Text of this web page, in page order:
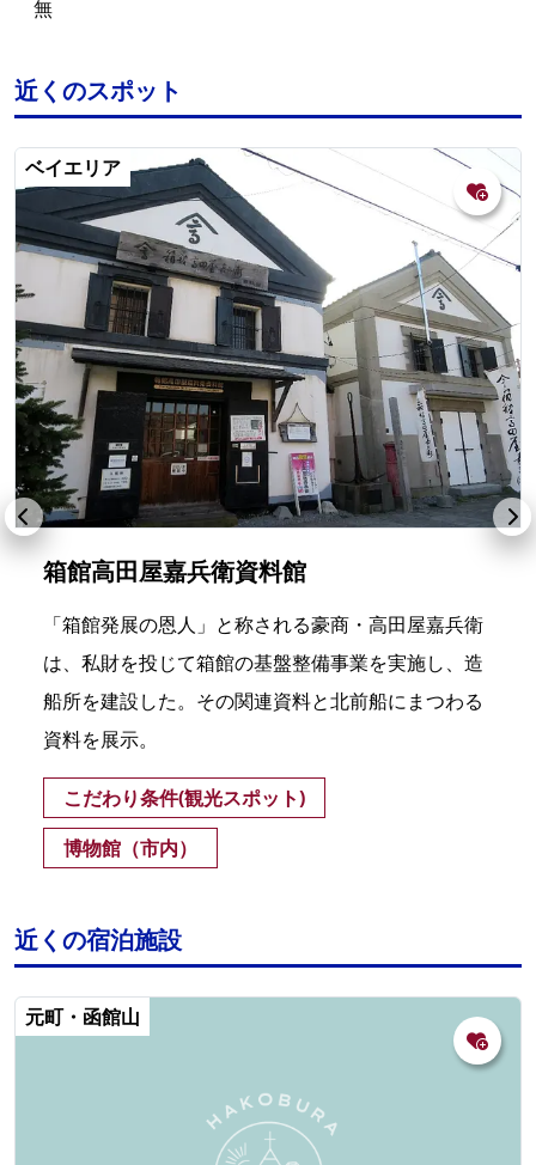
無
近くのスポット
ベイエリア
箱館高田屋嘉兵衛資料館
「箱館発展の恩人」と称される豪商・高田屋嘉兵衛
は、私財を投じて箱館の基盤整備事業を実施し、造
船所を建設した。その関連資料と北前船にまつわる
資料を展示。
こだわり条件(観光スポット)
博物館（市内）
近くの宿泊施設
元町・函館山